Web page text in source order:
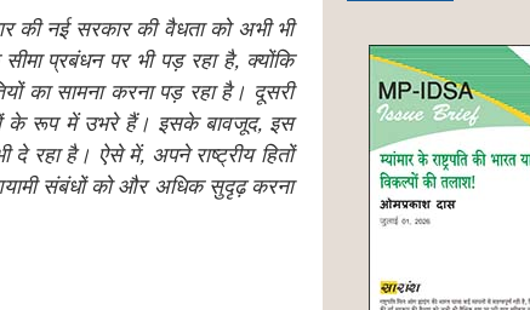
की नई सरकार की वैधता को अभी भी
सीमा प्रबंधन पर भी पड़ रहा है, क्योंकि
का सामना करना पड़ रहा है। दूसरी
के रूप में उभरे हैं। इसके बावजूद, इस
दे रहा है। ऐसे में, अपने राष्ट्रीय हितों
संबंधों को और अधिक सुदृढ़ करना